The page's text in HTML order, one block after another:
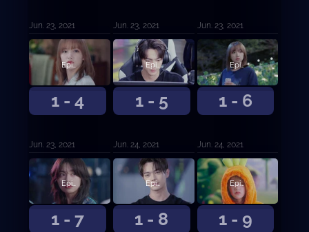
Jun. 23, 2021 Jun. 23, 2021 Jun. 23, 2021
1 - 4
Episodio 4
Jun. 23, 2021
1 - 5
Episodio 5
Jun. 24, 2021
1 - 6
Episodio 6
Jun. 24, 2021
1 - 7
Episodio 7
1 - 8
Episodio 8
1 - 9
Episodio 9